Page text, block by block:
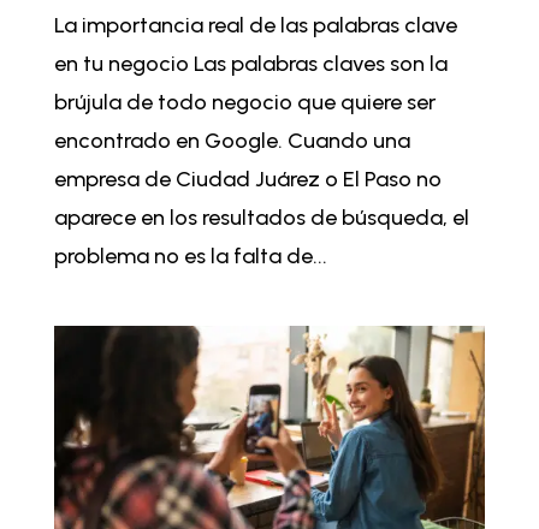
La importancia real de las palabras clave
en tu negocio Las palabras claves son la
brújula de todo negocio que quiere ser
encontrado en Google. Cuando una
empresa de Ciudad Juárez o El Paso no
aparece en los resultados de búsqueda, el
problema no es la falta de...